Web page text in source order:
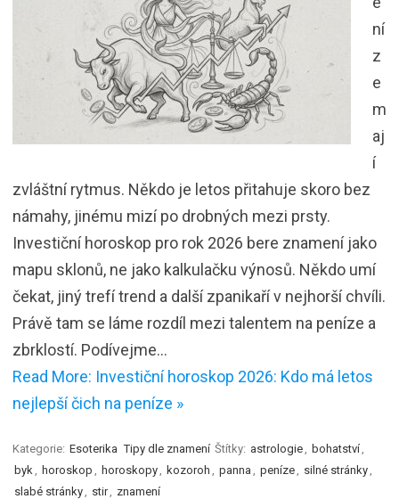
ní
z
e
m
aj
í
zvláštní rytmus. Někdo je letos přitahuje skoro bez
námahy, jinému mizí po drobných mezi prsty.
Investiční horoskop pro rok 2026 bere znamení jako
mapu sklonů, ne jako kalkulačku výnosů. Někdo umí
čekat, jiný trefí trend a další zpanikaří v nejhorší chvíli.
Právě tam se láme rozdíl mezi talentem na peníze a
zbrklostí. Podívejme…
Read More: Investiční horoskop 2026: Kdo má letos
nejlepší čich na peníze »
Kategorie: Esoterika Tipy dle znamení Štítky: astrologie bohatství
byk
horoskop horoskopy kozoroh panna peníze silné stránky
slabé stránky
stir znamení